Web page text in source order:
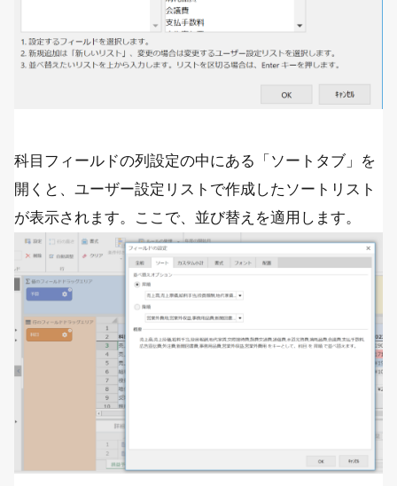
科目フィールドの列設定の中にある「ソートタブ」を
開くと、ユーザー設定リストで作成したソートリスト
が表示されます。ここで、並び替えを適用します。